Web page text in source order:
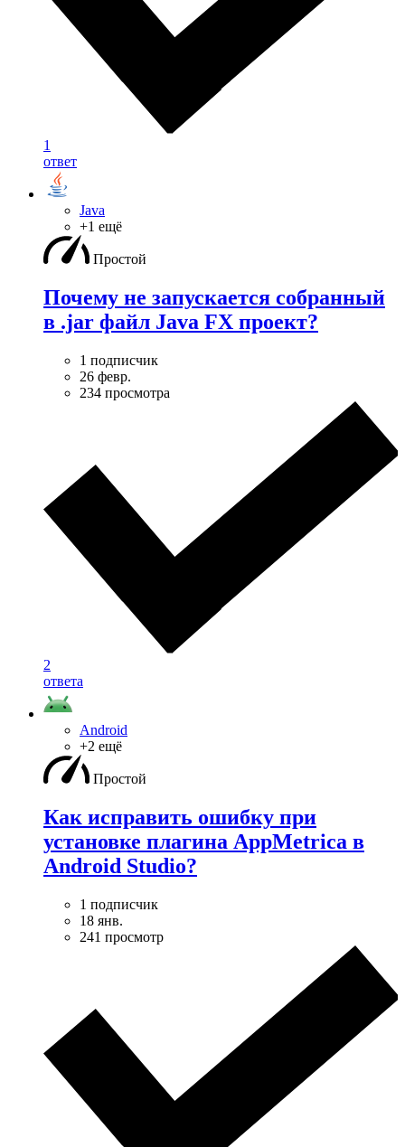
1
ответ
Java
+1 ещё
Простой
Почему не запускается собранный
в .jar файл Java FX проект?
1 подписчик
26 февр.
234 просмотра
2
ответа
Android
+2 ещё
Простой
Как исправить ошибку при
установке плагина AppMetrica в
Android Studio?
1 подписчик
18 янв.
241 просмотр